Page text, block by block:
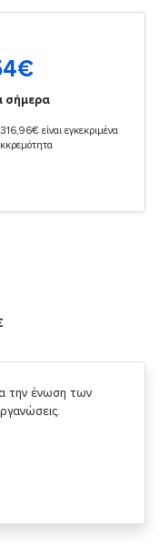
€
σήμερα
είναι εγκεκριμένα
την ένωση των